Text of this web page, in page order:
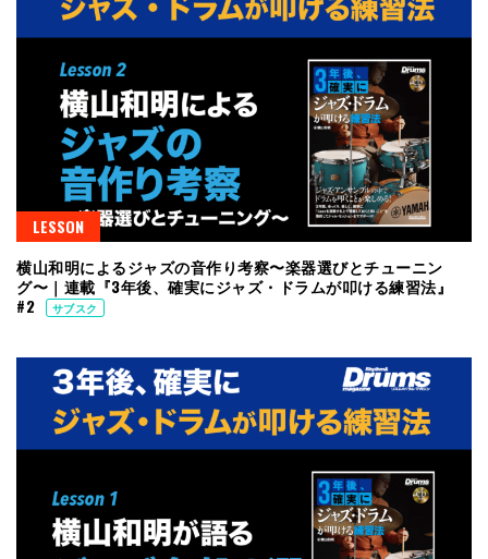
LESSON
横山和明によるジャズの音作り考察〜楽器選びとチューニン
グ〜｜連載『3年後、確実にジャズ・ドラムが叩ける練習法』
#2
サブスク